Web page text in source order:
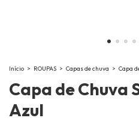
Início > ROUPAS > Capas de chuva > Capa
Capa de Chuva
Azul